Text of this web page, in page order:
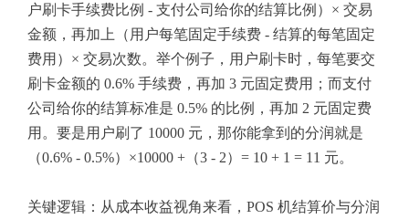
户刷卡手续费比例 - 支付公司给你的结算比例）× 交易
金额，再加上（用户每笔固定手续费 - 结算的每笔固定
费用）× 交易次数。举个例子，用户刷卡时，每笔要交
刷卡金额的 0.6% 手续费，再加 3 元固定费用；而支付
公司给你的结算标准是 0.5% 的比例，再加 2 元固定费
用。要是用户刷了 10000 元，那你能拿到的分润就是
（0.6% - 0.5%）×10000 +（3 - 2）= 10 + 1 = 11 元。
关键逻辑：从成本收益视角来看，POS 机结算价与分润